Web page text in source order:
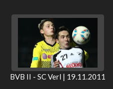
BVB II - SC Verl | 19.11.2011